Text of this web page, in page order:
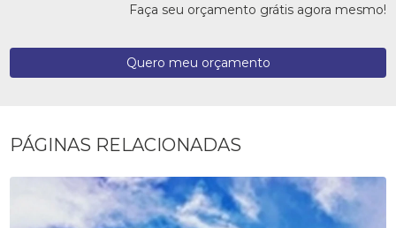
Faça seu orçamento grátis agora mesmo!
Quero meu orçamento
PÁGINAS RELACIONADAS